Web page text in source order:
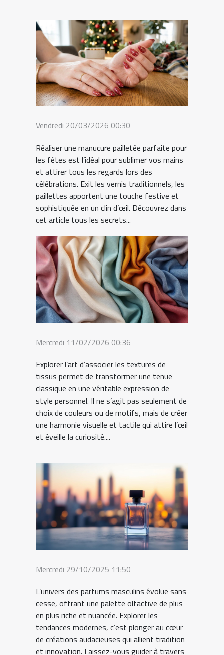
Vendredi 20/03/2026 00:30
Réaliser une manucure pailletée parfaite pour
les fêtes est l’idéal pour sublimer vos mains
et attirer tous les regards lors des
célébrations. Exit les vernis traditionnels, les
paillettes apportent une touche festive et
sophistiquée en un clin d’œil. Découvrez dans
cet article tous les secrets...
Mercredi 11/02/2026 00:36
Explorer l’art d’associer les textures de
tissus permet de transformer une tenue
classique en une véritable expression de
style personnel. Il ne s’agit pas seulement de
choix de couleurs ou de motifs, mais de créer
une harmonie visuelle et tactile qui attire l’œil
et éveille la curiosité....
Mercredi 29/10/2025 11:50
L’univers des parfums masculins évolue sans
cesse, offrant une palette olfactive de plus
en plus riche et nuancée. Explorer les
tendances modernes, c’est plonger au cœur
de créations audacieuses qui allient tradition
et innovation. Laissez-vous guider à travers